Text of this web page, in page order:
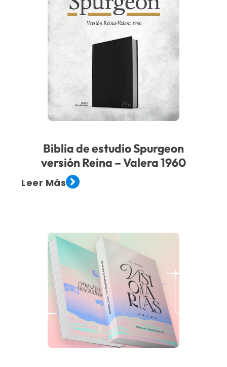
Biblia de estudio Spurgeon
versión Reina – Valera 1960
Leer Más